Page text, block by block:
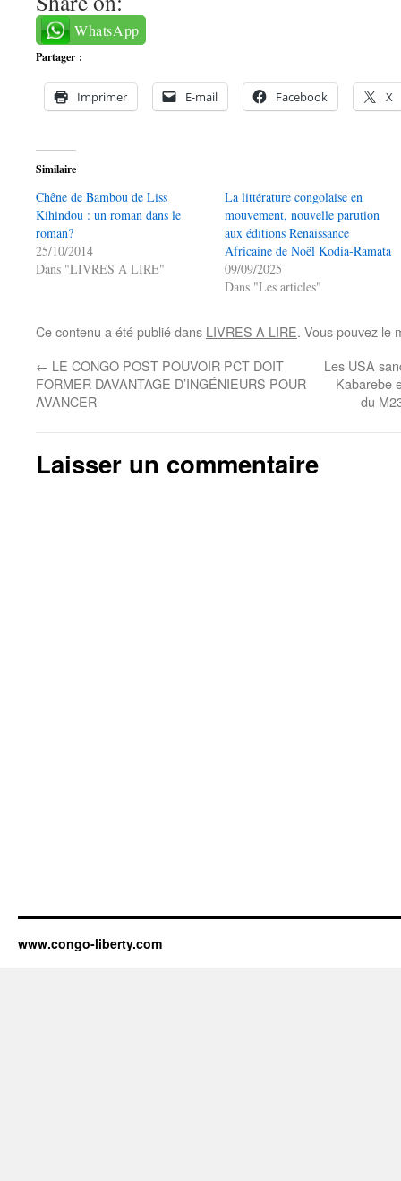
WhatsApp
Partager :
Imprimer E-mail Facebook X
Similaire
Chêne de Bambou de Liss
Kihindou : un roman dans le
roman?
25/10/2014
Dans "LIVRES A LIRE"
La littérature congolaise en
mouvement, nouvelle parution
aux éditions Renaissance
Africaine de Noël Kodia-Ramata
09/09/2025
Dans "Les articles"
Ce contenu a été publié dans LIVRES A LIRE. Vous pouvez le
← LE CONGO POST POUVOIR PCT DOIT
FORMER DAVANTAGE D’INGÉNIEURS POUR
AVANCER
Les USA
Kabarebe
du
Laisser un commentaire
www.congo-liberty.com